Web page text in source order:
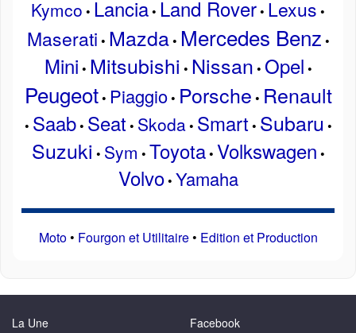
Kymco • Lancia• Land Rover• Lexus •
Maserati • Mazda• Mercedes Benz •
Mini • Mitsubishi • Nissan • Opel •
Peugeot• Piaggio• Porsche • Renault
• Saab• Seat • Skoda• Smart • Subaru •
Suzuki • Sym • Toyota• Volkswagen •
Volvo• Yamaha
Moto• Fourgon et Utilitaire• Edition et Production
La Une
Facebook